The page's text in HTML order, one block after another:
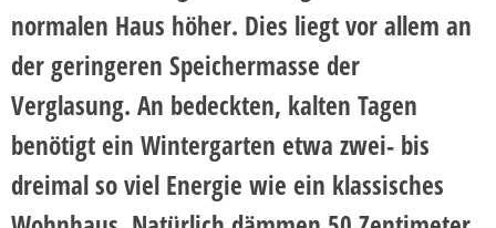
normalen Haus höher. Dies liegt vor allem an
der geringeren Speichermasse der
Verglasung. An bedeckten, kalten Tagen
benötigt ein Wintergarten etwa zwei- bis
dreimal so viel Energie wie ein klassisches